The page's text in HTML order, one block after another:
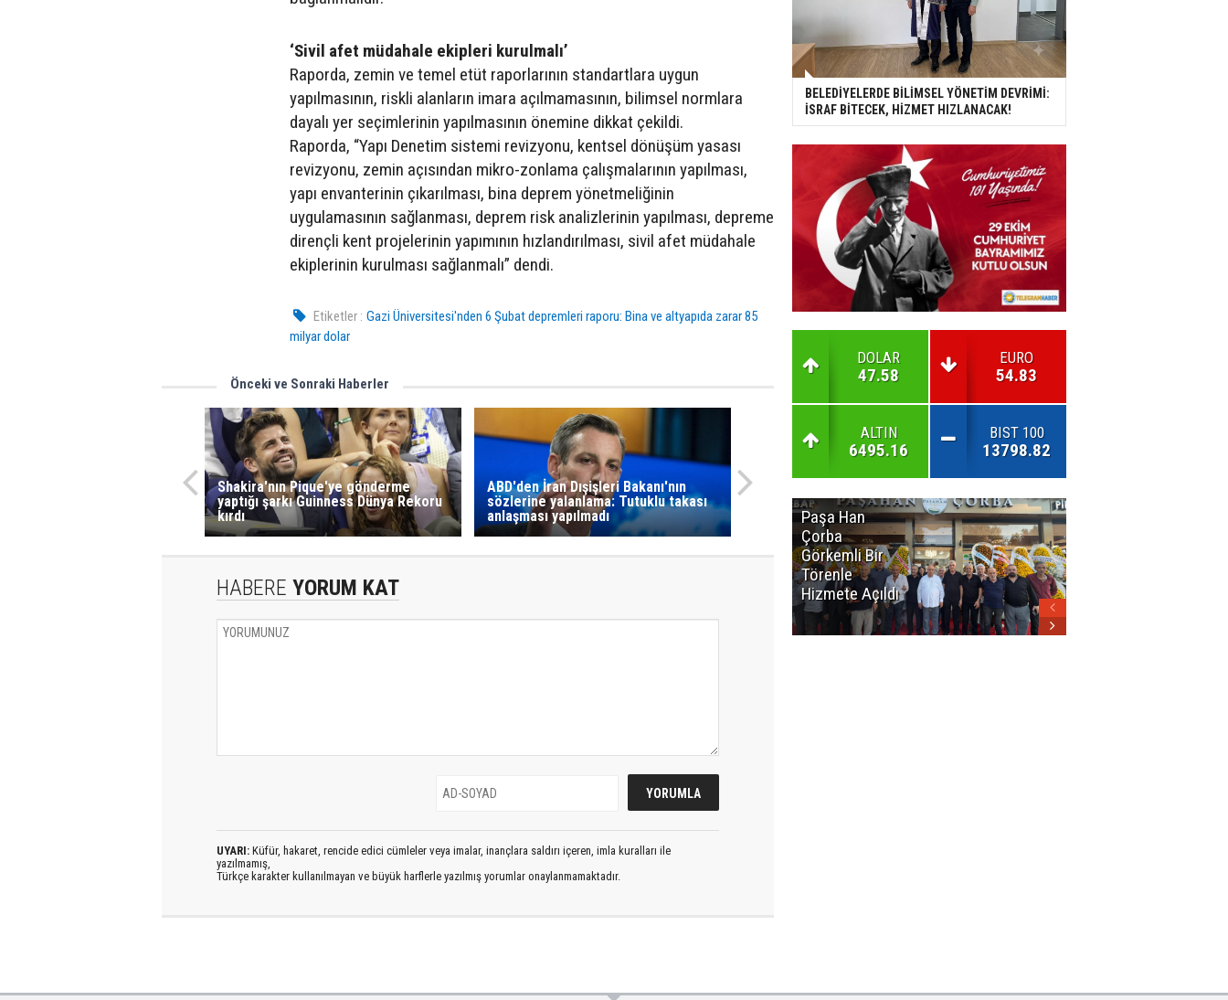
‘Sivil afet müdahale ekipleri kurulmalı’
Raporda, zemin ve temel etüt raporlarının standartlara uygun
yapılmasının, riskli alanların imara açılmamasının, bilimsel normlara
dayalı yer seçimlerinin yapılmasının önemine dikkat çekildi.
Raporda, “Yapı Denetim sistemi revizyonu, kentsel dönüşüm yasası
revizyonu, zemin açısından mikro-zonlama çalışmalarının yapılması,
yapı envanterinin çıkarılması, bina deprem yönetmeliğinin
uygulamasının sağlanması, deprem risk analizlerinin yapılması, depreme
dirençli kent projelerinin yapımının hızlandırılması, sivil afet müdahale
ekiplerinin kurulması sağlanmalı” dendi.
Etiketler : Gazi Üniversitesi'nden 6 Şubat depremleri raporu: Bina ve altyapıda zarar 85
milyar dolar
Önceki ve Sonraki Haberler
Shakira'nın Pique'ye gönderme
yaptığı şarkı Guinness Dünya Rekoru
kırdı
ABD'den İran Dışişleri Bakanı'nın
sözlerine yalanlama: Tutuklu takası
anlaşması yapılmadı
HABERE YORUM KAT
UYARI: Küfür, hakaret, rencide edici cümleler veya imalar, inançlara saldırı içeren, imla kuralları ile
yazılmamış,
Türkçe karakter kullanılmayan ve büyük harflerle yazılmış yorumlar onaylanmamaktadır.
BELEDİYELERDE BİLİMSEL YÖNETİM DEVRİMİ:
İSRAF BİTECEK, HİZMET HIZLANACAK!
DOLAR
47.58
EURO
54.83
ALTIN
6495.16
BIST 100
13798.82
Paşa Han
Çorba
Görkemli Bir
Törenle
Hizmete Açıldı